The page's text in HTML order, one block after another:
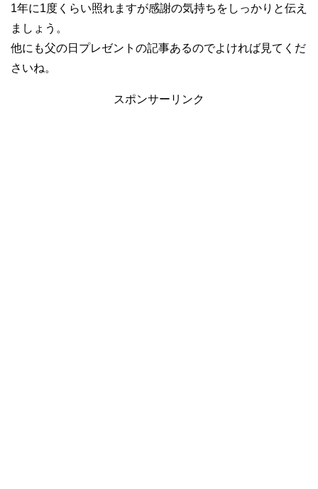
1年に1度くらい照れますが感謝の気持ちをしっかりと伝え
ましょう。
他にも父の日プレゼントの記事あるのでよければ見てくだ
さいね。
スポンサーリンク